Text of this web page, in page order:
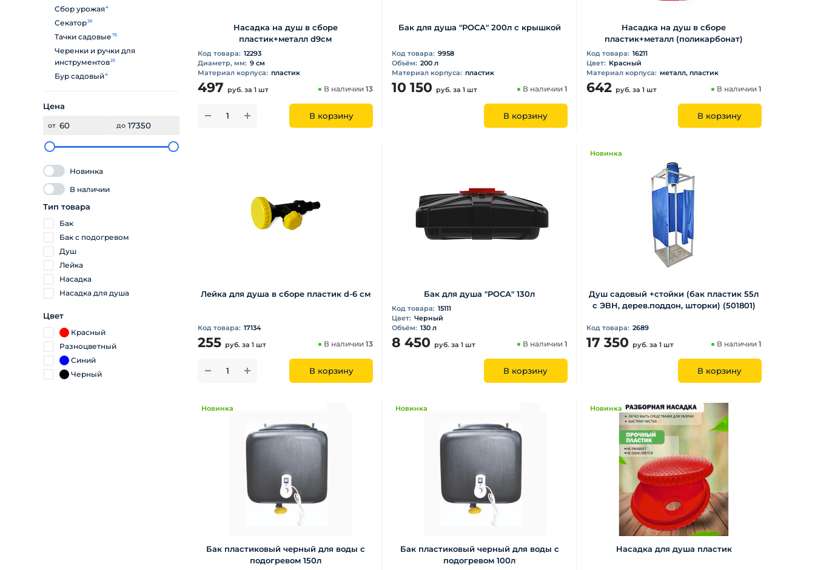
Сбор урожая4
Секатор26
Тачки садовые 75
Черенки и ручки для
инструментов25
Бур садовый4
Цена
от до
Новинка
В наличии
Тип товара
Бак
Бак с подогревом
Душ
Лейка
Насадка
Насадка для душа
Цвет
Красный
Разноцветный
Синий
Черный
Насадка на душ в сборе
пластик+металл d9см
Код товара: 12293
Диаметр, мм: 9 см
Материал корпуса: пластик
497 руб. за 1 шт В наличии13
В корзину
Бак для душа "РОСА" 200л с крышкой
Код товара: 9958
Объём: 200 л
Материал корпуса: пластик
10 150 руб.за 1 шт В наличии 1
В корзину
Насадка на душ в сборе
пластик+металл (поликарбонат)
Код товара: 16211
Цвет: Красный
Материал корпуса: металл, пластик
642 руб. за 1 шт В наличии 1
В корзину
Лейка для душа в сборе пластик d-6 см
Код товара: 17134
255 руб. за 1 шт В наличии13
В корзину
Бак для душа "РОСА" 130л
Код товара: 15111
Цвет: Черный
Объём: 130 л
8 450 руб.за 1 шт В наличии 1
В корзину
Новинка
Душ садовый +стойки (бак пластик 55л
с ЭВН, дерев.поддон, шторки) (501801)
Код товара: 2689
17 350 руб. за 1 шт В наличии 1
В корзину
Новинка
Бак пластиковый черный для воды с
подогревом 150л
Новинка
Бак пластиковый черный для воды с
подогревом 100л
Новинка
Насадка для душа пластик